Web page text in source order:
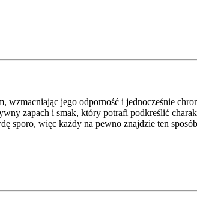
wzmacniając jego odporność i jednocześnie
zapach i smak, który potrafi podkreślić
sporo, więc każdy na pewno znajdzie ten